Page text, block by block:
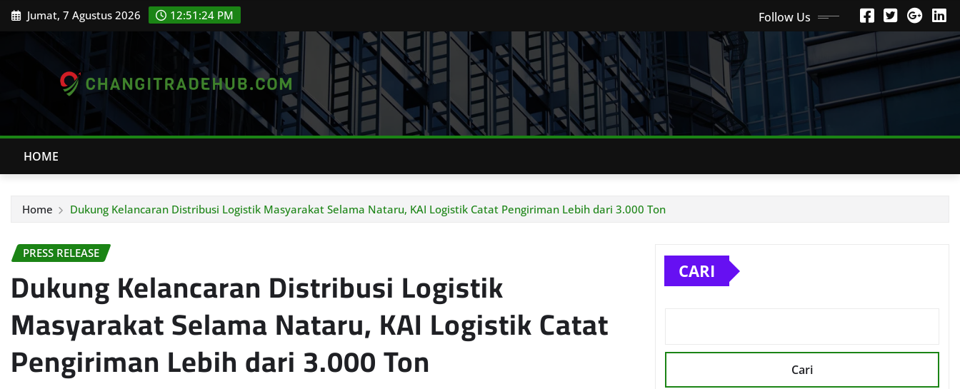
Skip Jumat, 7 Agustus 2026 12:51:25 PM Follow Us
HOME
Home Dukung Kelancaran Distribusi Logistik Masyarakat Selama Nataru, KAI Logistik Catat Pengiriman Lebih dari 3.000 Ton
PRESS RELEASE
Dukung Kelancaran Distribusi Logistik
Masyarakat Selama Nataru, KAI Logistik Catat
Pengiriman Lebih dari 3.000 Ton
CARI
Cari